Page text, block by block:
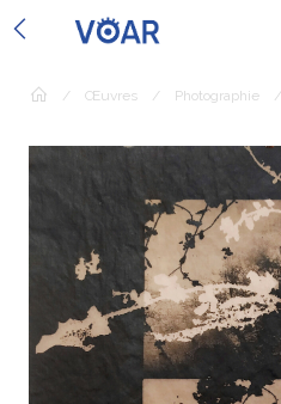
/ Œuvres / Photographie /